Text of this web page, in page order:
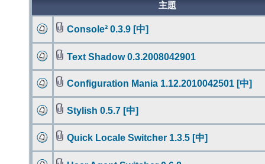
主題
Console² 0.3.9 [中]
Text Shadow 0.3.2008042901
Configuration Mania 1.12.2010042501 [中]
Stylish 0.5.7 [中]
Quick Locale Switcher 1.3.5 [中]